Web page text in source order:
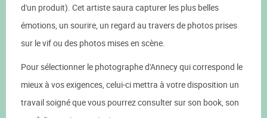
d'un produit). Cet artiste saura capturer les plus belles
émotions, un sourire, un regard au travers de photos prises
sur le vif ou des photos mises en scène.
Pour sélectionner le photographe d'Annecy qui correspond le
mieux à vos exigences, celui-ci mettra à votre disposition un
travail soigné que vous pourrez consulter sur son book, son